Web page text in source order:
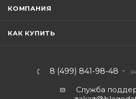
КОМПАНИЯ
КАК КУПИТЬ
8 (499) 841-98-48
Служба